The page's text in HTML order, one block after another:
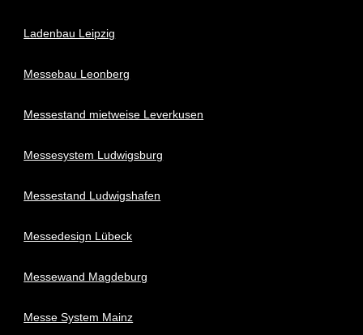
Ladenbau Leipzig
Messebau Leonberg
Messestand mietweise Leverkusen
Messesystem Ludwigsburg
Messestand Ludwigshafen
Messedesign Lübeck
Messewand Magdeburg
Messe System Mainz